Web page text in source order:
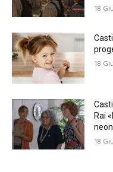
18
18
Rai
18